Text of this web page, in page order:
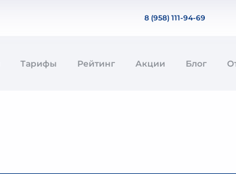
8 (958) 111-94-69
Тарифы Рейтинг Акции Блог